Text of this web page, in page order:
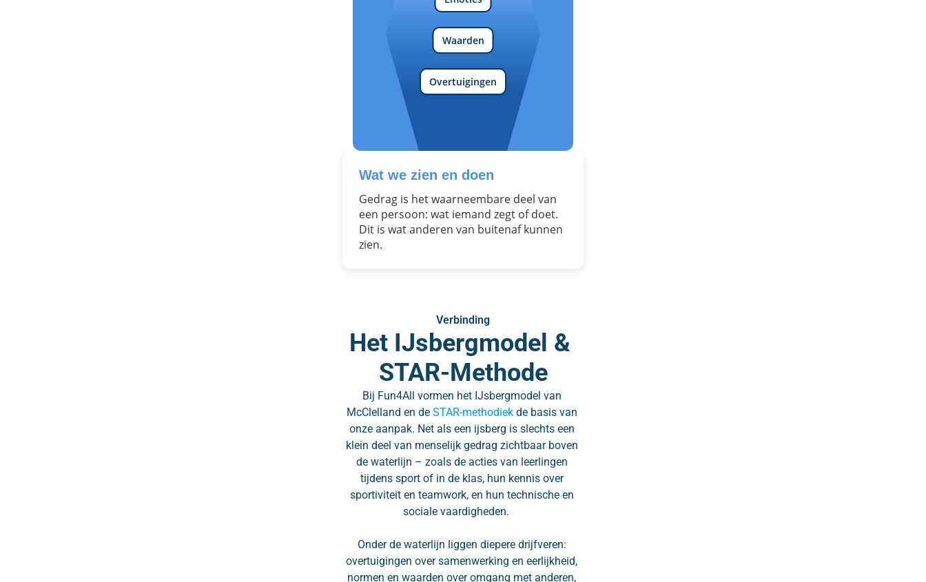
Waarden
Overtuigingen
Wat we zien en doen
Gedrag is het waarneembare deel van
een persoon: wat iemand zegt of doet.
Dit is wat anderen van buitenaf kunnen
zien.
Verbinding
Het IJsbergmodel &
STAR-Methode
Bij Fun4All vormen het IJsbergmodel van
McClelland en de STAR-methodiek de basis van
onze aanpak. Net als een ijsberg is slechts een
klein deel van menselijk gedrag zichtbaar boven
de waterlijn – zoals de acties van leerlingen
tijdens sport of in de klas, hun kennis over
sportiviteit en teamwork, en hun technische en
sociale vaardigheden.
Onder de waterlijn liggen diepere drijfveren:
overtuigingen over samenwerking en eerlijkheid,
normen en waarden over omgang met anderen,